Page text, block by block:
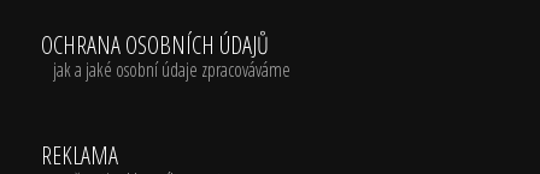
OCHRANA OSOBNÍCH ÚDAJŮ
jak a jaké osobní údaje zpracováváme
REKLAMA